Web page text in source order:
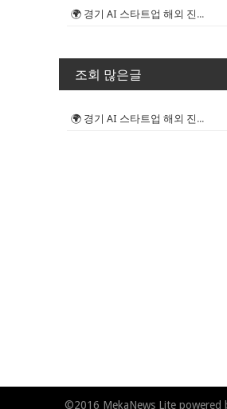
🌍 경기 AI 스타트업 해외 진출 판...
조회 많은글
🌍 경기 AI 스타트업 해외 진출 판...
©2016 MekaNews Litepowered